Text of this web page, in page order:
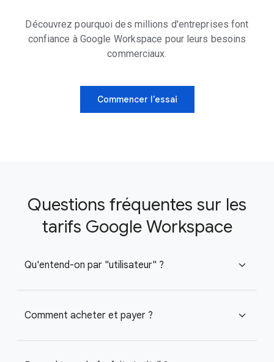
Découvrez pourquoi des millions d'entreprises font
confiance à Google Workspace pour leurs besoins
commerciaux.
Commencer l'essai
Questions fréquentes sur les
tarifs Google Workspace
Qu'entend-on par "utilisateur" ? expand_more
Comment acheter et payer ? expand_more